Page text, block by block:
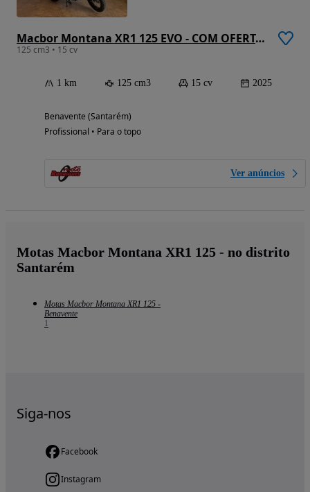
Macbor Montana XR1 125 EVO - COM OFERTA 3 MALAS + EQUIPAMENTO
125 cm3 • 15 cv
1 km 125 cm3 15 cv 2025
Benavente (Santarém)
Profissional • Para o topo
Ver anúncios
Motas Macbor Montana XR1 125 - no distrito
Santarém
Motas Macbor Montana XR1 125 -
Benavente
1
Siga-nos
Facebook
Instagram